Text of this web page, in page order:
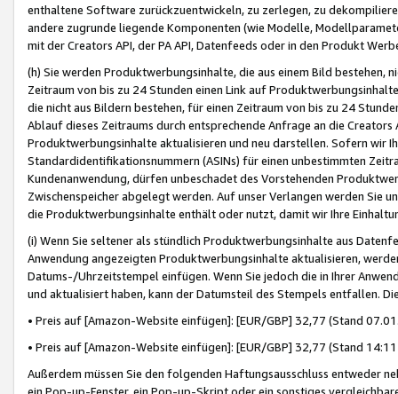
enthaltene Software zurückzuentwickeln, zu zerlegen, zu
andere zugrunde liegende Komponenten (wie Modelle,
mit der Creators API, der PA API, Datenfeeds oder in den Produkt
(h) Sie werden Produktwerbungsinhalte, die aus einem Bild bestehen,
Zeitraum von bis zu 24 Stunden einen Link auf
die nicht aus Bildern bestehen, für einen Zeitraum von bis zu 24
Ablauf dieses Zeitraums durch entsprechende Anfrage an die
Produktwerbungsinhalte aktualisieren und neu darstellen. Sofern wir
Standardidentifikationsnummern (ASINs) für einen unbestimmten
Kundenanwendung, dürfen unbeschadet des Vorstehenden
Zwischenspeicher abgelegt werden. Auf unser Verlangen werden Sie
die Produktwerbungsinhalte enthält oder nutzt, damit wir Ihre
(i) Wenn Sie seltener als stündlich Produktwerbungsinhalte aus
Anwendung angezeigten Produktwerbungsinhalte aktualisieren,
Datums-/Uhrzeitstempel einfügen. Wenn Sie jedoch die in Ihrer
und aktualisiert haben, kann der Datumsteil des Stempels entfallen.
• Preis auf [Amazon-Website einfügen]: [EUR/GBP] 32,77 (Stand
• Preis auf [Amazon-Website einfügen]: [EUR/GBP] 32,77 (Stand
Außerdem müssen Sie den folgenden Haftungsausschluss entweder
ein Pop-up-Fenster, ein Pop-up-Skript oder ein sonstiges